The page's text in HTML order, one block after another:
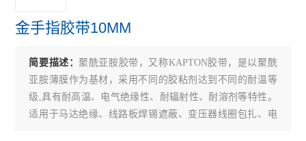
金手指胶带10MM
简要描述：聚酰亚胺胶带，又称KAPTON胶带，是以聚酰
亚胺薄膜作为基材，采用不同的胶粘剂达到不同的耐温等
级,具有耐高温、电气绝缘性、耐辐射性、耐溶剂等特性。
适用于马达绝缘、线路板焊锡遮蔽、变压器线圈包扎、电